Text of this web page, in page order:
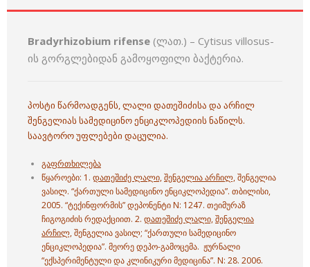
Bradyrhizobium rifense (ლათ.) – Cytisus villosus-
ის გორგლებიდან გამოყოფილი ბაქტერია.
პოსტი წარმოადგენს, ლალი დათეშიძისა და არჩილ
შენგელიას სამედიცინო ენციკლოპედიის ნაწილს.
საავტორო უფლებები დაცულია.
გაფრთხილება
წყაროები: 1. დათეშიძე ლალი,შენგელია არჩილ,შენგელია
ვასილ. “ქართული სამედიცინო ენციკლოპედია”. თბილისი,
2005. “ტექინფორმის” დეპონენტი N: 1247. თეიმურაზ
ჩიგოგიძის რედაქციით. 2. დათეშიძე ლალი,შენგელია
არჩილ,შენგელია ვასილ; “ქართული სამედიცინო
ენციკლოპედია”. მეორე დეპო-გამოცემა. ჟურნალი
“ექსპერიმენტული და კლინიკური მედიცინა”. N: 28. 2006.